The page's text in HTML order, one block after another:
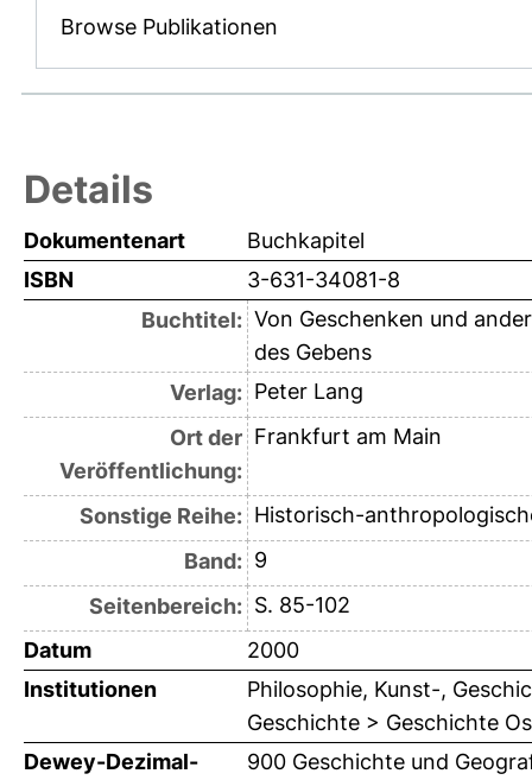
Browse Publikationen
Details
Dokumentenart
Buchkapitel
ISBN
3-631-34081-8
Buchtitel: Von Geschenken und
des Gebens
Verlag: Peter Lang
Ort der
Veröffentlichung:
Frankfurt am Main
Sonstige Reihe: Historisch-
Band: 9
Seitenbereich: S. 85-102
Datum
2000
Institutionen
Philosophie, Kunst-,
Geschichte > Geschichte
Dewey-Dezimal-
900 Geschichte und